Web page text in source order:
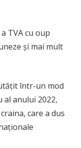
TVA cu oup
și mai mult
într-un mod
anului 2022,
care a dus